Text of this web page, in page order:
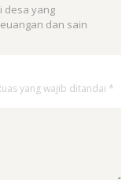
desa yang
dan sain
yang wajib ditandai *